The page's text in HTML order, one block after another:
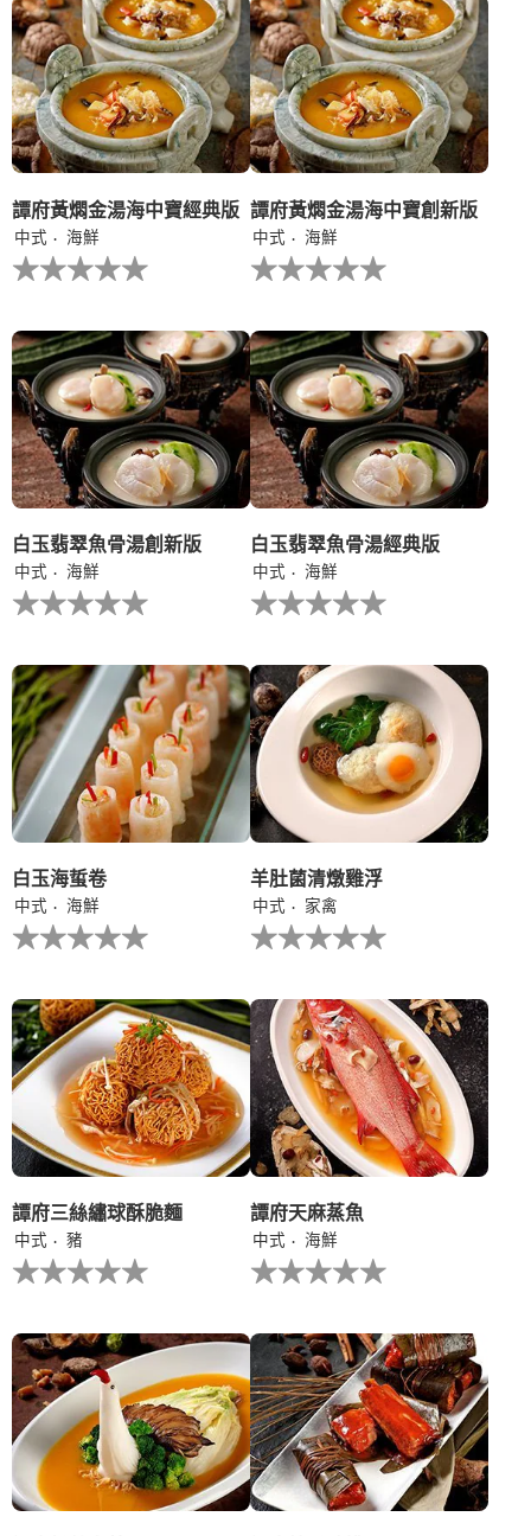
譚府黃燜金湯海中寶經典版
中式
海鮮
没
有
个
recipe
提
交
评
级
譚府黃燜金湯海中寶創新版
中式
海鮮
没
有
个
recipe
提
交
评
级
白玉翡翠魚骨湯創新版
中式
海鮮
没
有
个
recipe
提
交
评
级
白玉翡翠魚骨湯經典版
中式
海鮮
没
有
个
recipe
提
交
评
级
白玉海蜇卷
中式
海鮮
没
有
个
recipe
提
交
评
羊肚菌清燉雞浮
中式
家禽
没
有
个
recipe
提
交
评
级
譚府三絲繡球酥脆麵
中式
豬
没
有
个
recipe
提
交
评
级
譚府天麻蒸魚
中式
海鮮
没
有
个
recipe
提
交
评
级